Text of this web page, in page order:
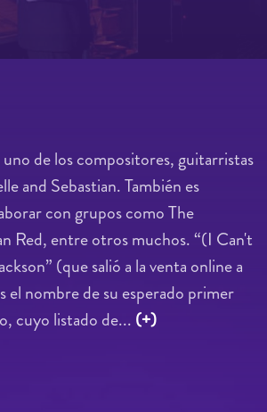
uno de los compositores, guitarristas
and Sebastian. También es
con grupos como The
Red, entre otros muchos. “(I Can't
(que salió a la venta online a
el nombre de su esperado primer
cuyo listado de... (+)